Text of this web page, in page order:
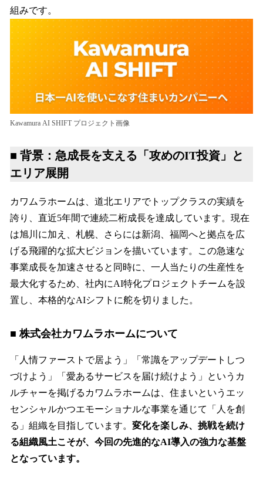
組みです。
Kawamura AI SHIFT プロジェクト画像
■ 背景：急成長を支える「攻めのIT投資」と
エリア展開
カワムラホームは、道北エリアでトップクラスの実績を
誇り、直近5年間で連続二桁成長を達成しています。現在
は旭川に加え、札幌、さらには新潟、福岡へと拠点を広
げる飛躍的な拡大ビジョンを描いています。この急速な
事業成長を加速させると同時に、一人当たりの生産性を
最大化するため、社内にAI特化プロジェクトチームを設
置し、本格的なAIシフトに舵を切りました。
■ 株式会社カワムラホームについて
「人情ファーストで居よう」「常識をアップデートしつ
づけよう」「愛あるサービスを届け続けよう」というカ
ルチャーを掲げるカワムラホームは、住まいというエッ
センシャルかつエモーショナルな事業を通じて「人を創
る」組織を目指しています。 変化を楽しみ、挑戦を続け
る組織風土こそが、今回の先進的なAI導入の強力な基盤
となっています。